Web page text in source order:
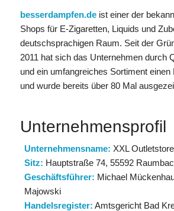
besserdampfen.deist einer der
Shops für E-Zigaretten, Liquids und
deutschsprachigen Raum. Seit der
2011 hat sich das Unternehmen durch
und ein umfangreiches Sortiment
und wurde bereits über 80 Mal
Unternehmensprofil
Unternehmensname: XXL
Sitz: Hauptstraße 74, 55592
Geschäftsführer: Michael
Majowski
Handelsregister: Amtsgericht Bad